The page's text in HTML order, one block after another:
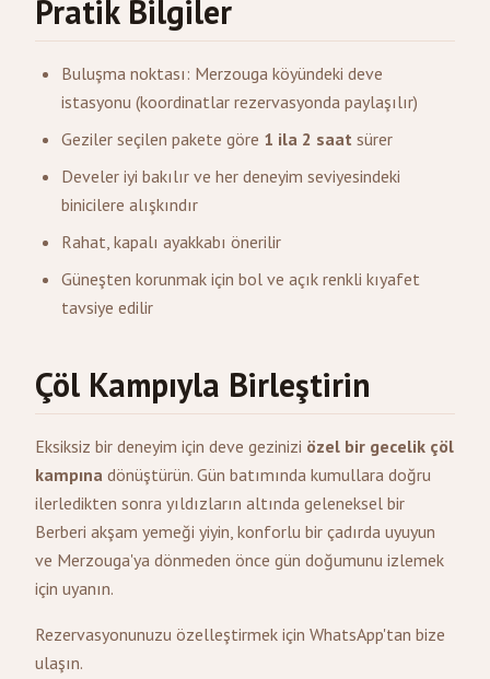
Pratik Bilgiler
Buluşma noktası: Merzouga köyündeki deve
istasyonu (koordinatlar rezervasyonda paylaşılır)
Geziler seçilen pakete göre 1 ila 2 saat sürer
Develer iyi bakılır ve her deneyim seviyesindeki
binicilere alışkındır
Rahat, kapalı ayakkabı önerilir
Güneşten korunmak için bol ve açık renkli kıyafet
tavsiye edilir
Çöl Kampıyla Birleştirin
Eksiksiz bir deneyim için deve gezinizi özel bir gecelik çöl
kampına dönüştürün. Gün batımında kumullara doğru
ilerledikten sonra yıldızların altında geleneksel bir
Berberi akşam yemeği yiyin, konforlu bir çadırda uyuyun
ve Merzouga'ya dönmeden önce gün doğumunu izlemek
için uyanın.
Rezervasyonunuzu özelleştirmek için WhatsApp'tan bize
ulaşın.